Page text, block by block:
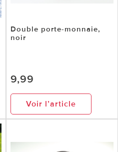
Double porte-monnaie,
noir
9,99
Voir l’article